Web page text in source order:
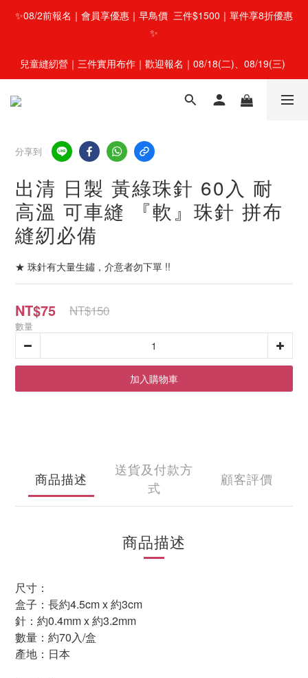
✨08/2前報名｜會員享優惠｜早鳥價  三件$1500｜單件享8折優惠
✨
兒童縫紉營｜三件實用布作｜歡迎報名｜08/18(二)、08/19(三)
分享到
出清 日製 黃綠珠針 60入 耐
高溫 可車縫 『軟』珠針 拼布
縫紉必備
★ 珠針有大量生鏽，介意者勿下單 !!
NT$75 NT$150
數量
加入購物車
商品描述
送貨及付款方
式
顧客評價
商品描述
尺寸：
盒子 ： 長約4.5cm x約3cm
針 ： 約0.4mm x約3.2mm
數量：約70入/盒
產地 ：日本